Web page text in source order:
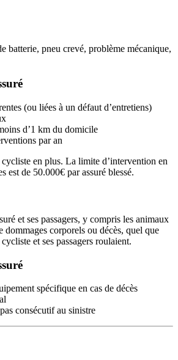
batterie, pneu crevé, problème mécanique,
(ou liées à un défaut d’entretiens)
d’1 km du domicile
par an
en plus. La limite d’intervention en
est de 50.000€ par assuré blessé.
et ses passagers, y compris les animaux
dommages corporels ou décès, quel que
et ses passagers roulaient.
spécifique en cas de décès
consécutif au sinistre